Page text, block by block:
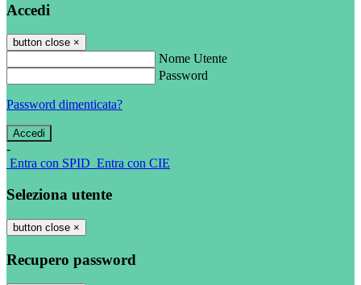
Accedi
button close ×
Nome Utente
Password
Password dimenticata?
-
Entra con SPID Entra con CIE
Seleziona utente
button close ×
Recupero password